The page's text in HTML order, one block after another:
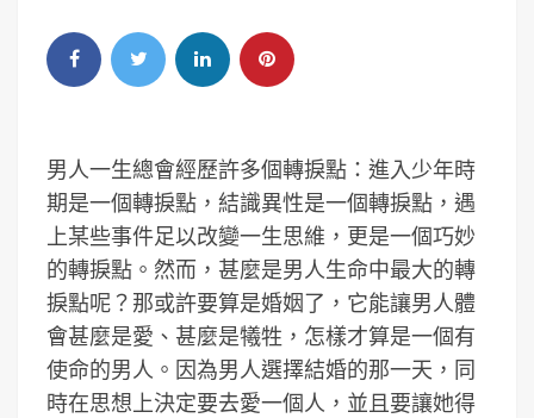
男人一生總會經歷許多個轉捩點：進入少年時
期是一個轉捩點，結識異性是一個轉捩點，遇
上某些事件足以改變一生思維，更是一個巧妙
的轉捩點。然而，甚麼是男人生命中最大的轉
捩點呢？那或許要算是婚姻了，它能讓男人體
會甚麼是愛、甚麼是犧牲，怎樣才算是一個有
使命的男人。因為男人選擇結婚的那一天，同
時在思想上決定要去愛一個人，並且要讓她得